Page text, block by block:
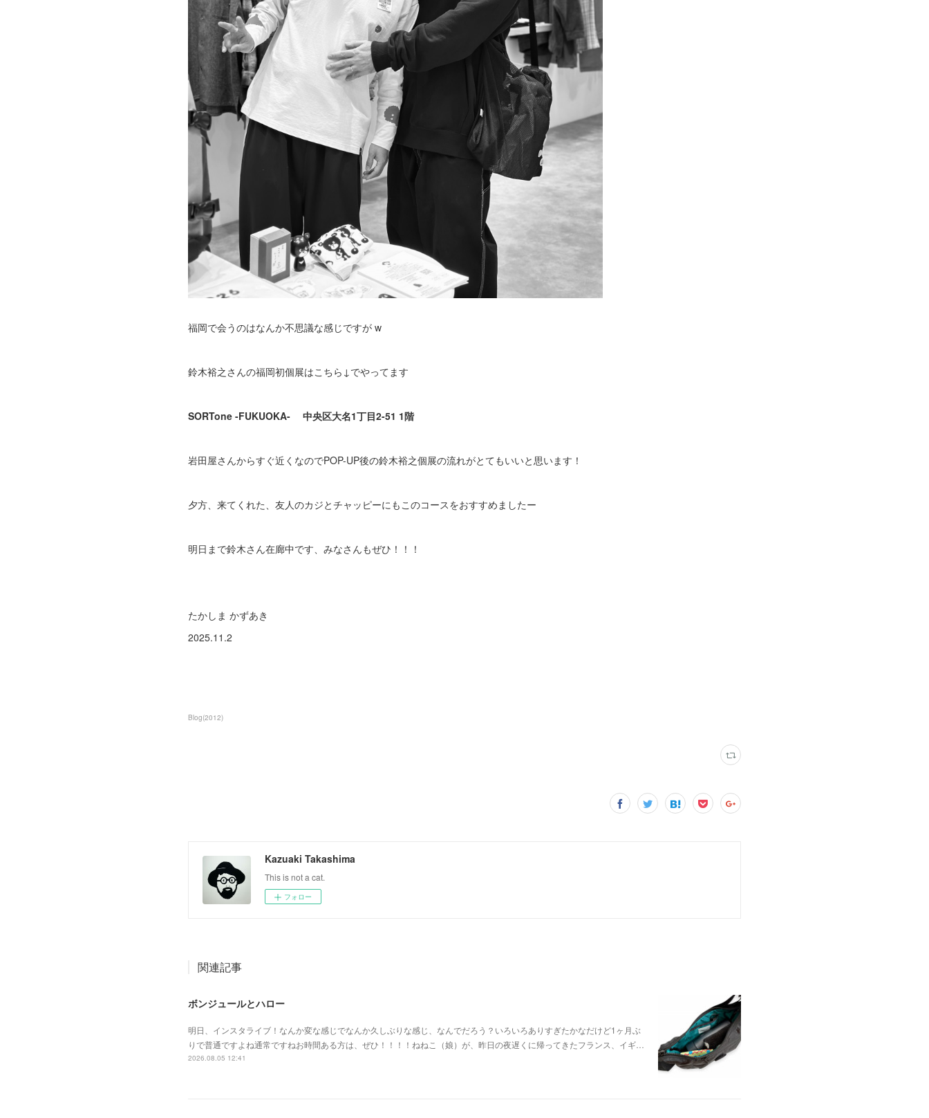
福岡で会うのはなんか不思議な感じですが w
鈴木裕之さんの福岡初個展はこちら↓でやってます
SORTone -FUKUOKA- 中央区大名1丁目2-51 1階
岩田屋さんからすぐ近くなのでPOP-UP後の鈴木裕之個展の流れがとてもいいと思います！
夕方、来てくれた、友人のカジとチャッピーにもこのコースをおすすめましたー
明日まで鈴木さん在廊中です、みなさんもぜひ！！！
たかしま かずあき
2025.11.2
Blog(2012)
Kazuaki Takashima
This is not a cat.
フォロー
関連記事
ボンジュールとハロー
明日、インスタライブ！なんか変な感じでなんか久しぶりな感じ、なんでだろう？いろいろありすぎたかなだけど1ヶ月ぶ
りで普通ですよね通常ですねお時間ある方は、ぜひ！！！！ねねこ（娘）が、昨日の夜遅くに帰ってきたフランス、イギ…
2026.08.05 12:41